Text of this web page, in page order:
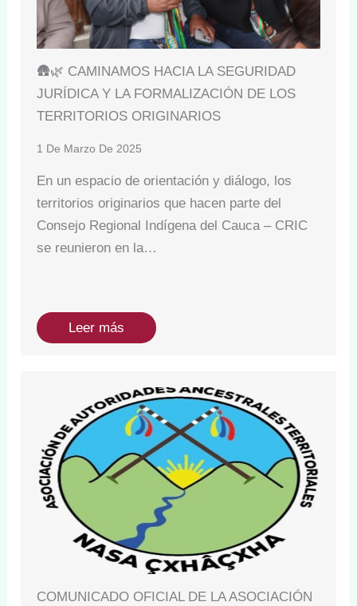
🛖🌿 CAMINAMOS HACIA LA SEGURIDAD
JURÍDICA Y LA FORMALIZACIÓN DE LOS
TERRITORIOS ORIGINARIOS
1 De Marzo De 2025
En un espacio de orientación y diálogo, los
territorios originarios que hacen parte del
Consejo Regional Indígena del Cauca – CRIC
se reunieron en la…
Leer más
COMUNICADO OFICIAL DE LA ASOCIACIÓN